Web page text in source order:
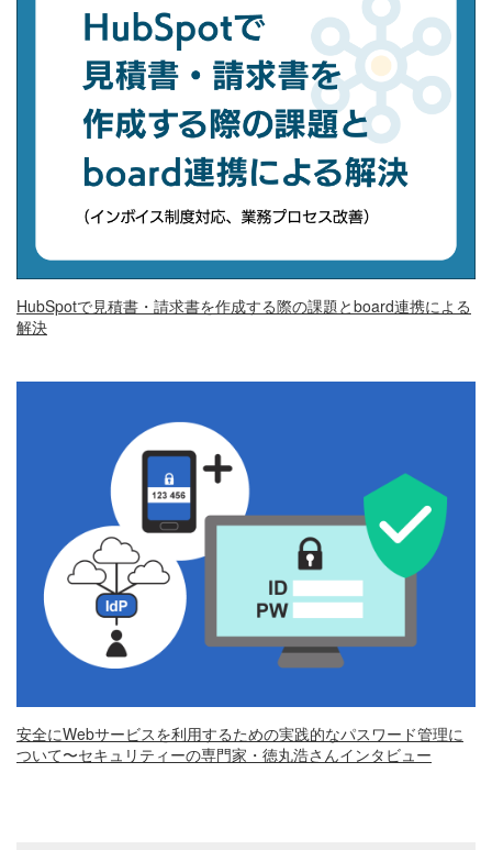
HubSpotで見積書・請求書を作成する際の課題とboard連携による
解決
安全にWebサービスを利用するための実践的なパスワード管理に
ついて〜セキュリティーの専門家・徳丸浩さんインタビュー